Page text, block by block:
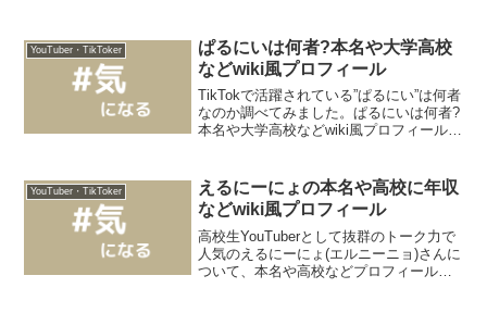
ャンネル登録者数を誇る人気チャンネル
です。今...
YouTuber・TikToker
ぱるにいは何者?本名や大学高校
などwiki風プロフィール
TikTokで活躍されている”ぱるにい”は何者
なのか調べてみました。ぱるにいは何者?
本名や大学高校などwiki風プロフィール
TikTokで活動されている...
YouTuber・TikToker
えるにーにょの本名や高校に年収
などwiki風プロフィール
高校生YouTuberとして抜群のトーク力で
人気のえるにーにょ(エルニーニョ)さんに
ついて、本名や高校などプロフィールを